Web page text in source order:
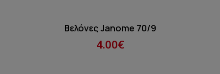
Βελόνες Janome 70/9
4.00€